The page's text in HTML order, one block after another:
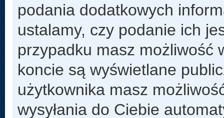
podania dodatkowych
ustalamy, czy podanie ich
przypadku masz możliwość
koncie są wyświetlane
użytkownika masz
wysyłania do Ciebie